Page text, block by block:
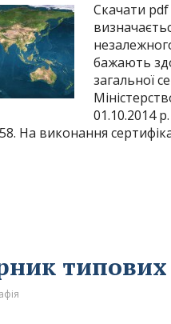
Скачати pdf
бажають
загальної
01.10.2014
На виконання
типових